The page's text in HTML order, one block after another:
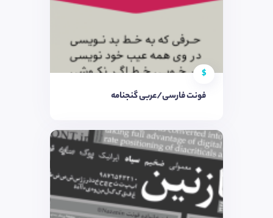
$
فونت فارسی/عربی گنجنامه